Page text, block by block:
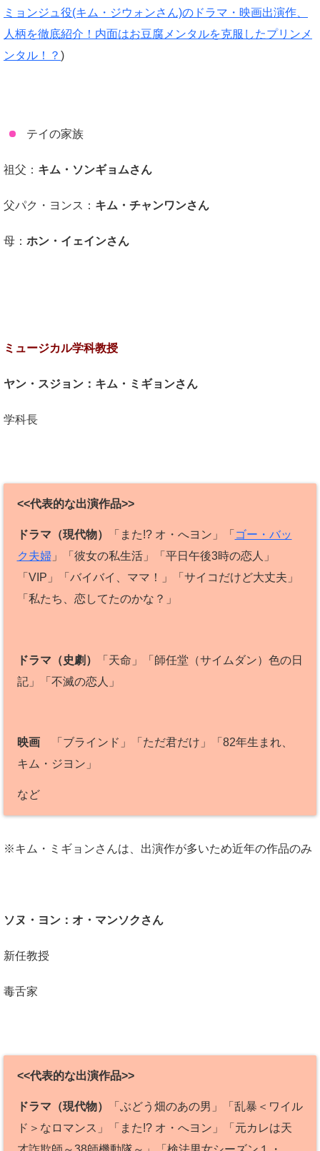
ミョンジュ役(キム・ジウォンさん)のドラマ・映画出演作、
人柄を徹底紹介！内面はお豆腐メンタルを克服したプリンメ
ンタル！？ )
テイの家族
祖父： キム・ソンギョムさん
父パク・ヨンス： キム・チャンワンさん
母： ホン・イェインさん
ミュージカル学科教授
ヤン・スジョン：キム・ミギョンさん
学科長
<<代表的な出演作品>>
ドラマ（現代物） 「また!? オ・へヨン」「 ゴー・バッ
ク夫婦」「彼女の私生活」「平日午後3時の恋人」
「VIP」「バイバイ、ママ！」「サイコだけど大丈夫」
「私たち、恋してたのかな？」
ドラマ（史劇）
「天命」「師任堂（サイムダン）色の日
記」「不滅の恋人」
映画「ブラインド」「ただ君だけ」「82年生まれ、
キム・ジヨン」
など
※キム・ミギョンさんは、出演作が多いため近年の作品のみ
ソヌ・ヨン：オ・マンソクさん
新任教授
毒舌家
<<代表的な出演作品>>
ドラマ（現代物）
「ぶどう畑のあの男」「乱暴＜ワイル
ド＞なロマンス」「また!? オ・へヨン」「元カレは天